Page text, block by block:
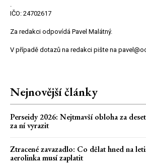
.
IČO: 24702617
Za redakci odpovídá Pavel Malátný.
V případě dotazů na redakci pište na
Nejnovější články
Perseidy 2026: Nejtmavší obloha za
za ní vyrazit
Ztracené zavazadlo: Co dělat hned na
aerolinka musí zaplatit